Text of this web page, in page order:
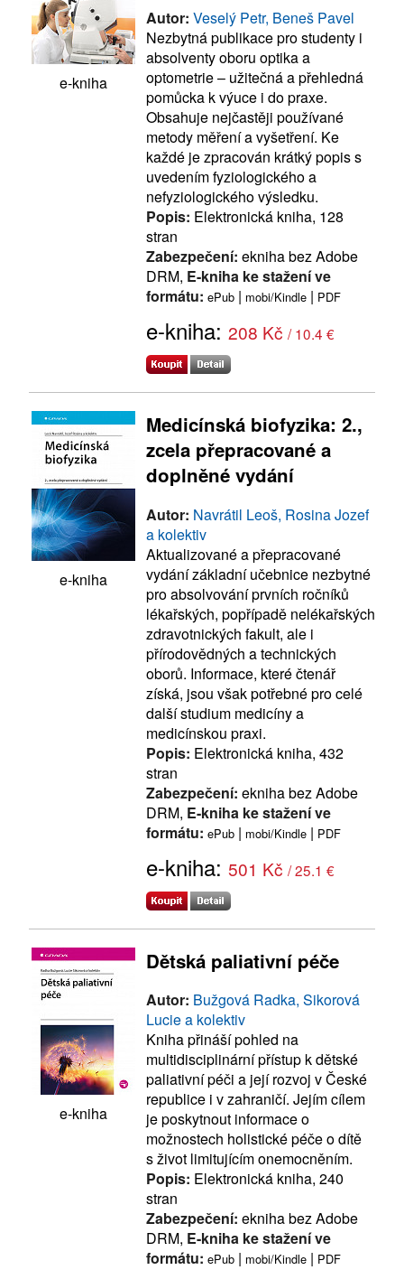
e-kniha
Autor: Veselý Petr, Beneš Pavel
Nezbytná publikace pro studenty i
absolventy oboru optika a
optometrie – užitečná a přehledná
pomůcka k výuce i do praxe.
Obsahuje nejčastěji používané
metody měření a vyšetření. Ke
každé je zpracován krátký popis s
uvedením fyziologického a
nefyziologického výsledku.
Popis: Elektronická kniha, 128
stran
Zabezpečení: ekniha bez Adobe
DRM, E-kniha ke stažení ve
formátu: ePub | mobi/Kindle | PDF
e-kniha: 208 Kč / 10.4 €
e-kniha
Medicínská biofyzika: 2.,
zcela přepracované a
doplněné vydání
Autor: Navrátil Leoš, Rosina Jozef
a kolektiv
Aktualizované a přepracované
vydání základní učebnice nezbytné
pro absolvování prvních ročníků
lékařských, popřípadě nelékařských
zdravotnických fakult, ale i
přírodovědných a technických
oborů. Informace, které čtenář
získá, jsou však potřebné pro celé
další studium medicíny a
medicínskou praxi.
Popis: Elektronická kniha, 432
stran
Zabezpečení: ekniha bez Adobe
DRM, E-kniha ke stažení ve
formátu: ePub | mobi/Kindle | PDF
e-kniha: 501 Kč / 25.1 €
e-kniha
Dětská paliativní péče
Autor: Bužgová Radka, Sikorová
Lucie a kolektiv
Kniha přináší pohled na
multidisciplinární přístup k dětské
paliativní péči a její rozvoj v České
republice i v zahraničí. Jejím cílem
je poskytnout informace o
možnostech holistické péče o dítě
s život limitujícím onemocněním.
Popis: Elektronická kniha, 240
stran
Zabezpečení: ekniha bez Adobe
DRM, E-kniha ke stažení ve
formátu: ePub | mobi/Kindle | PDF